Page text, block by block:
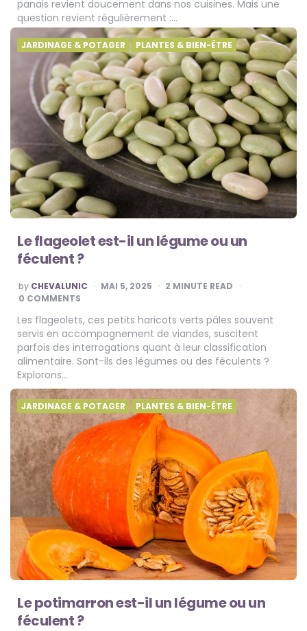
panais revient doucement dans nos cuisines. Mais une
question revient régulièrement :…
JARDINAGE & POTAGER PLANTES & BIEN-ÊTRE
Le flageolet est-il un légume ou un
féculent ?
POSTED
BY
by CHEVALUNIC MAI 5, 2025 2 MINUTE READ
0 COMMENTS
Les flageolets, ces petits haricots verts pâles souvent
servis en accompagnement de viandes, suscitent
parfois des interrogations quant à leur classification
alimentaire. Sont-ils des légumes ou des féculents ?
Explorons…
JARDINAGE & POTAGER PLANTES & BIEN-ÊTRE
Le potimarron est-il un légume ou un
féculent ?